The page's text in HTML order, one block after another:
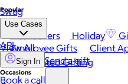
Popular
Best Sellers Holiday
View All
Occasions
Swag
Use Cases
Employee Gifts Client
Automated Gifting
API
Sign In Send a gift
Book a call